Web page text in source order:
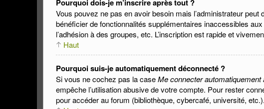
Pourquoi dois-je m’inscrire après tout ?
Vous pouvez ne pas en avoir besoin mais l’administrateur
bénéficier de fonctionnalités supplémentaires inaccessibles
l’adhésion à des groupes, etc. L’inscription est rapide et
Haut
Pourquoi suis-je automatiquement déconnecté ?
Si vous ne cochez pas la caseMe connecter automatiquement
empêche l’utilisation abusive de votre compte. Pour rester
pour accéder au forum (bibliothèque, cybercafé, université,